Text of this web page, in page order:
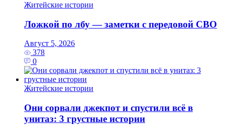
Житейские истории
Ложкой по лбу — заметки с передовой СВО
Август 5, 2026
378
0
Житейские истории
Они сорвали джекпот и спустили всё в
унитаз: 3 грустные истории